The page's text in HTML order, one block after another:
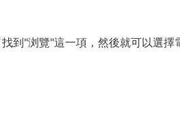
到"浏覽"這一項，然後就可以選擇